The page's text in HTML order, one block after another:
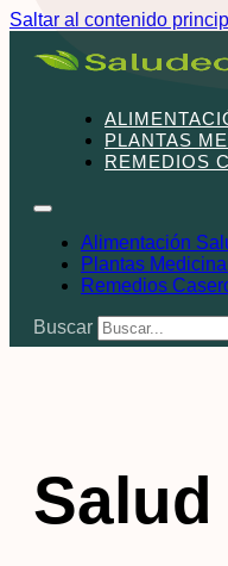
Saltar al contenido
PLANTAS
REMEDIOS
Alimentación
Plantas
Remedios
Buscar